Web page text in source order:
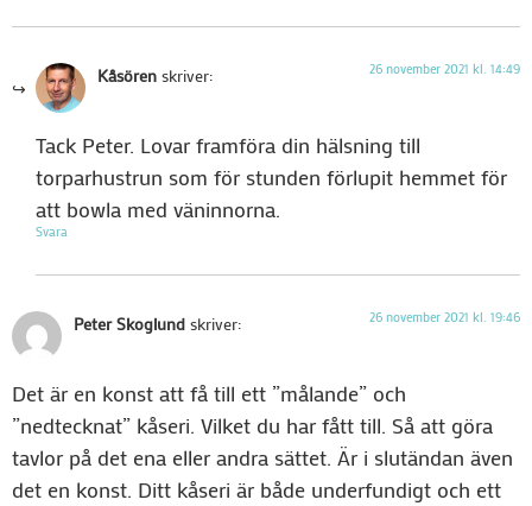
Kåsören skriver: 26 november 2021 kl. 14:49
Tack Peter. Lovar framföra din hälsning till
torparhustrun som för stunden förlupit hemmet för
att bowla med väninnorna.
Svara
Peter Skoglund skriver: 26 november 2021 kl. 19:46
Det är en konst att få till ett ”målande” och
”nedtecknat” kåseri. Vilket du har fått till. Så att göra
tavlor på det ena eller andra sättet. Är i slutändan även
det en konst. Ditt kåseri är både underfundigt och ett